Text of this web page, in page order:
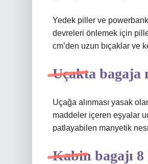
Yedek piller ve
devreleri önlemek için
cm’den uzun bıçaklar ve
Uçakta bagaja
Uçağa alınması yasak
maddeler içeren eşyalar
patlayabilen manyetik
Kabin bagajı